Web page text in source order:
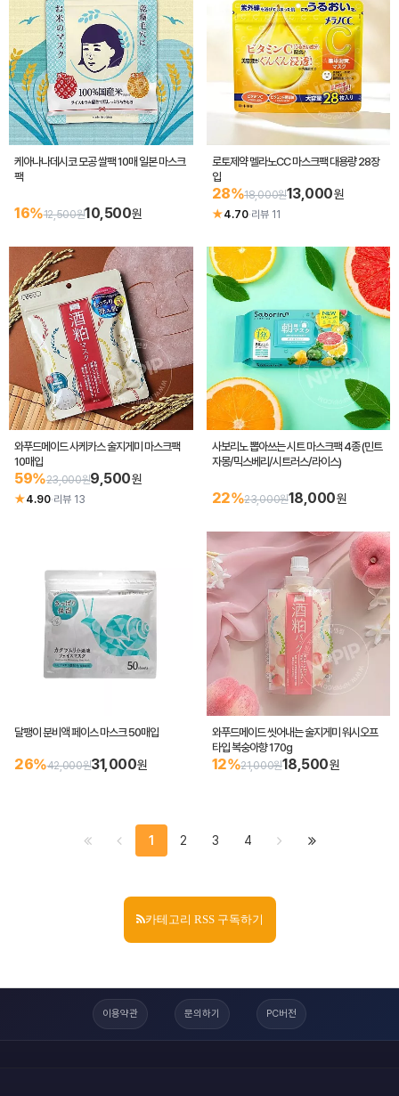
케아나나데시코 모공 쌀팩 10매 일본 마스크
팩
16%12,500원10,500원
로토제약 멜라노CC 마스크팩 대용량 28장
입
28%18,000원13,000원
★4.70·리뷰 11
와푸드메이드 사케카스 술지게미 마스크팩
10매입
59%23,000원9,500원
★4.90·리뷰 13
사보리노 뽑아쓰는 시트 마스크팩 4종 (민트
자몽/믹스베리/시트러스/라이스)
22%23,000원18,000원
달팽이 분비액 페이스 마스크 50매입
26%42,000원31,000원
와푸드메이드 씻어내는 술지게미 워시오프
타입 복숭아향 170g
12%21,000원18,500원
1 2 3 4
카테고리 RSS 구독하기
이용약관 문의하기 PC버전